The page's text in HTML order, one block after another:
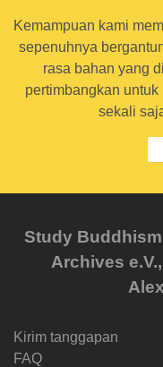
Kemampuan kami
sepenuhnya
rasa bahan yang
pertimbangkan
sekali
Study
Archives
Kirim tanggapan
FAQ